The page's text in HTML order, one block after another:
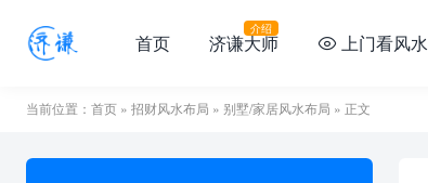
首页 济谦大师
介绍
 上门看风水
当前位置： 首页 » 招财风水布局 » 别墅/家居风水布局 » 正文